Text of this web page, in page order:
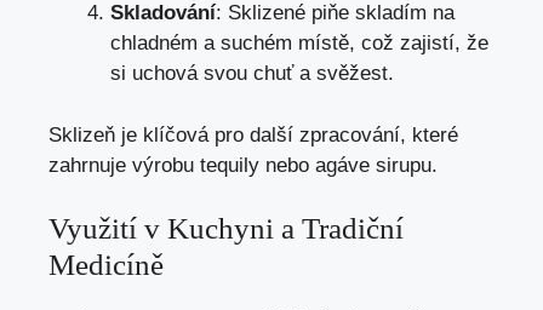
Skladování: Sklizené piňe skladím na
chladném a suchém místě, což zajistí, že
si uchová svou chuť a svěžest.
Sklizeň je klíčová pro další zpracování, které
zahrnuje výrobu tequily nebo agáve sirupu.
Využití v Kuchyni a Tradiční
Medicíně